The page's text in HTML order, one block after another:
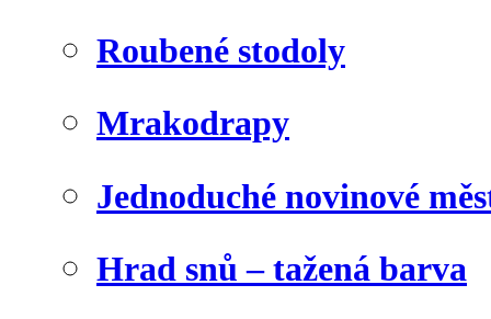
Roubené stodoly
Mrakodrapy
Jednoduché novinové
Hrad snů – tažená barva